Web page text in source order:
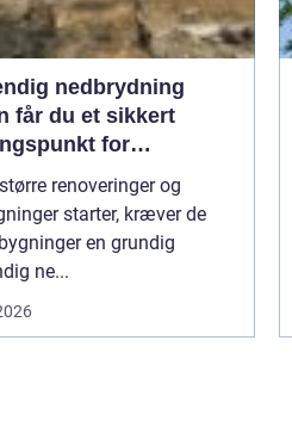
nedbrydning
får du et sikkert
for
renoveringer og
starter, kræver de
en grundig
ne...